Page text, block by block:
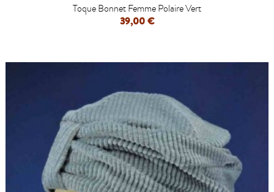
Toque Bonnet Femme Polaire Vert
39,00 €